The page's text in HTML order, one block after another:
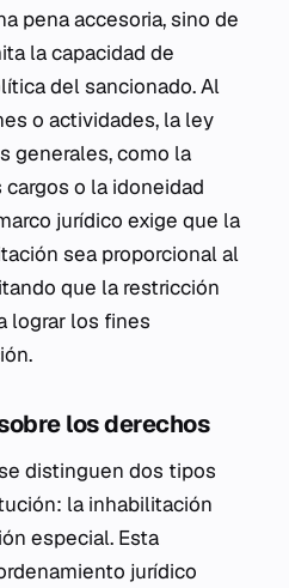
pena accesoria, sino de
la capacidad de
del sancionado. Al
o actividades, la ley
generales, como la
o la idoneidad
jurídico exige que la
sea proporcional al
que la restricción
lograr los fines
los derechos
distinguen dos tipos
la inhabilitación
especial. Esta
jurídico